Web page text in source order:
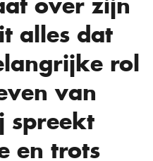
alles dat
rol
van
spreekt
en trots